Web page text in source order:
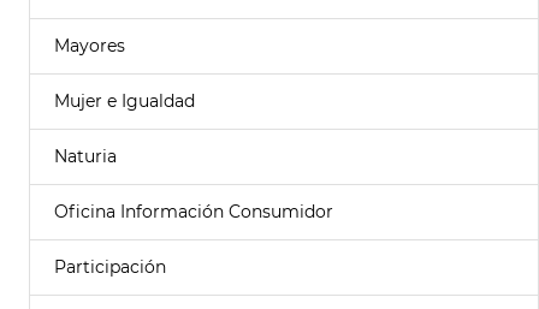
Mayores
Mujer e Igualdad
Naturia
Oficina Información Consumidor
Participación